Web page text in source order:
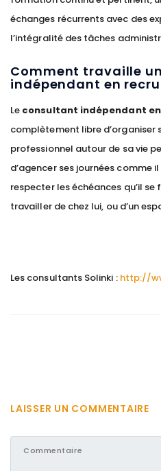
échanges récurrents avec des
l’intégralité des tâches
Comment travaille
indépendant en
Le consultant indépendant
complètement libre d’organiser
professionnel autour de sa vie
d’agencer ses journées comme
respecter les échéances qu’il se
travailler de chez lui, ou d’un
Les consultants Solinki : http://
LAISSER UN COMMENTAIRE